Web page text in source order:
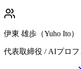
伊東 雄歩（Yuho Ito）
代表取締役 / AIプロ